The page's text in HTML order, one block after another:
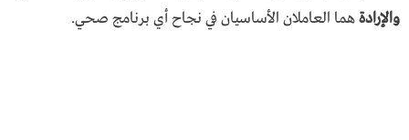
والإرادةهما العاملان الأساسيان في نجاح أي برنامج صحي.